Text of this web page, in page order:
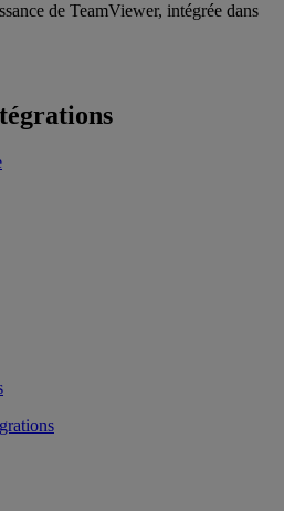
de TeamViewer, intégrée dans